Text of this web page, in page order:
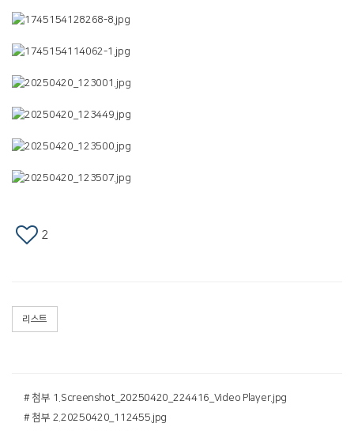
2
리스트
# 첨부 1.Screenshot_20250420_224416_Video Player.jpg
# 첨부 2.20250420_112455.jpg